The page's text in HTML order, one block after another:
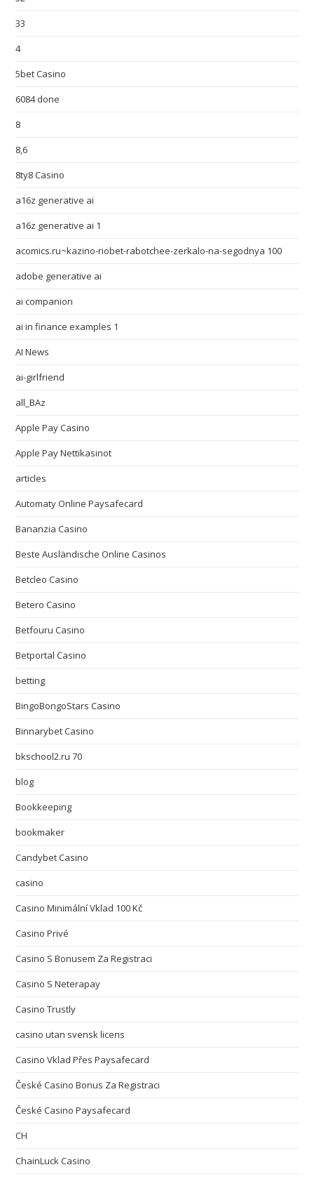
33
4
5bet Casino
6084 done
8
8,6
8ty8 Casino
a16z generative ai
a16z generative ai 1
acomics.ru~kazino-riobet-rabotchee-zerkalo-na-segodnya 100
adobe generative ai
ai companion
ai in finance examples 1
AI News
ai-girlfriend
all_BAz
Apple Pay Casino
Apple Pay Nettikasinot
articles
Automaty Online Paysafecard
Bananzia Casino
Beste Ausländische Online Casinos
Betcleo Casino
Betero Casino
Betfouru Casino
Betportal Casino
betting
BingoBongoStars Casino
Binnarybet Casino
bkschool2.ru 70
blog
Bookkeeping
bookmaker
Candybet Casino
casino
Casino Minimální Vklad 100 Kč
Casino Privé
Casino S Bonusem Za Registraci
Casino S Neterapay
Casino Trustly
casino utan svensk licens
Casino Vklad Přes Paysafecard
České Casino Bonus Za Registraci
České Casino Paysafecard
CH
ChainLuck Casino